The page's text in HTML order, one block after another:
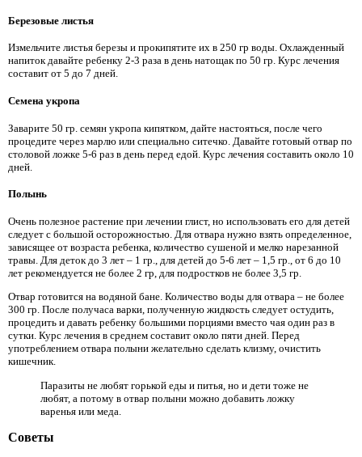
Березовые листья
Измельчите листья березы и прокипятите их в 250 гр воды. Охлажденный
напиток давайте ребенку 2-3 раза в день натощак по 50 гр. Курс лечения
составит от 5 до 7 дней.
Семена укропа
Заварите 50 гр. семян укропа кипятком, дайте настояться, после чего
процедите через марлю или специально ситечко. Давайте готовый отвар по
столовой ложке 5-6 раз в день перед едой. Курс лечения составить около 10
дней.
Полынь
Очень полезное растение при лечении глист, но использовать его для детей
следует с большой осторожностью. Для отвара нужно взять определенное,
зависящее от возраста ребенка, количество сушеной и мелко нарезанной
травы. Для деток до 3 лет – 1 гр., для детей до 5-6 лет – 1,5 гр., от 6 до 10
лет рекомендуется не более 2 гр, для подростков не более 3,5 гр.
Отвар готовится на водяной бане. Количество воды для отвара – не более
300 гр. После получаса варки, полученную жидкость следует остудить,
процедить и давать ребенку большими порциями вместо чая один раз в
сутки. Курс лечения в среднем составит около пяти дней. Перед
употреблением отвара полыни желательно сделать клизму, очистить
кишечник.
Паразиты не любят горькой еды и питья, но и дети тоже не
любят, а потому в отвар полыни можно добавить ложку
варенья или меда.
Советы